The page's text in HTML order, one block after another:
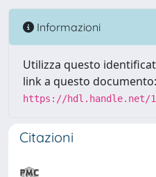
Informazioni
Utilizza questo
link a questo documento:
https://hdl.handle.net/
Citazioni